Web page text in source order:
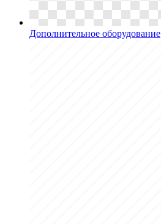
Дополнительное оборудование